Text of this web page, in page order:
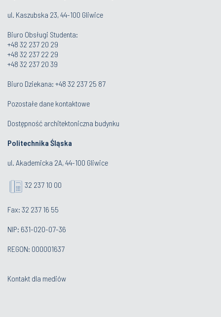
ul. Kaszubska 23, 44-100 Gliwice
Biuro Obsługi Studenta:
+48 32 237 20 29
+48 32 237 22 29
+48 32 237 20 39
Biuro Dziekana: +48 32 237 25 87
Pozostałe dane kontaktowe
Dostępność architektoniczna budynku
Politechnika Śląska
ul. Akademicka 2A, 44-100 Gliwice
32 237 10 00
Fax: 32 237 16 55
NIP: 631-020-07-36
REGON: 000001637
Kontakt dla mediów